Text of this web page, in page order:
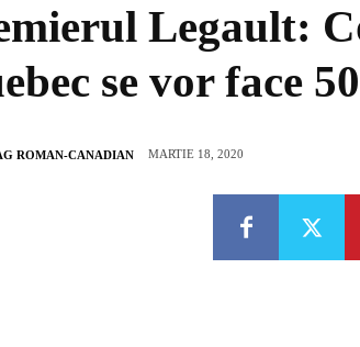
Legault:
se vor face
ROMAN-CANADIAN MARTIE 18, 2020